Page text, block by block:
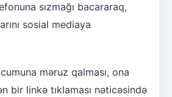
sızmağı bacararaq,
sosial mediaya
məruz qalması, ona
bir linkə tıklaması nəticəsində